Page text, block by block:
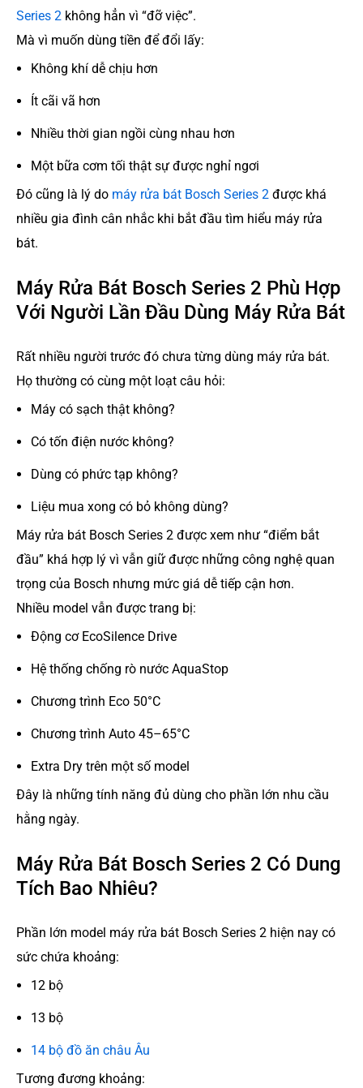
Series 2 không hẳn vì “đỡ việc”.
Mà vì muốn dùng tiền để đổi lấy:
Không khí dễ chịu hơn
Ít cãi vã hơn
Nhiều thời gian ngồi cùng nhau hơn
Một bữa cơm tối thật sự được nghỉ ngơi
Đó cũng là lý do máy rửa bát Bosch Series 2 được khá
nhiều gia đình cân nhắc khi bắt đầu tìm hiểu máy rửa
bát.
Máy Rửa Bát Bosch Series 2 Phù Hợp
Với Người Lần Đầu Dùng Máy Rửa Bát
Rất nhiều người trước đó chưa từng dùng máy rửa bát.
Họ thường có cùng một loạt câu hỏi:
Máy có sạch thật không?
Có tốn điện nước không?
Dùng có phức tạp không?
Liệu mua xong có bỏ không dùng?
Máy rửa bát Bosch Series 2 được xem như “điểm bắt
đầu” khá hợp lý vì vẫn giữ được những công nghệ quan
trọng của Bosch nhưng mức giá dễ tiếp cận hơn.
Nhiều model vẫn được trang bị:
Động cơ EcoSilence Drive
Hệ thống chống rò nước AquaStop
Chương trình Eco 50°C
Chương trình Auto 45–65°C
Extra Dry trên một số model
Đây là những tính năng đủ dùng cho phần lớn nhu cầu
hằng ngày.
Máy Rửa Bát Bosch Series 2 Có Dung
Tích Bao Nhiêu?
Phần lớn model máy rửa bát Bosch Series 2 hiện nay có
sức chứa khoảng:
12 bộ
13 bộ
14 bộ đồ ăn châu Âu
Tương đương khoảng: